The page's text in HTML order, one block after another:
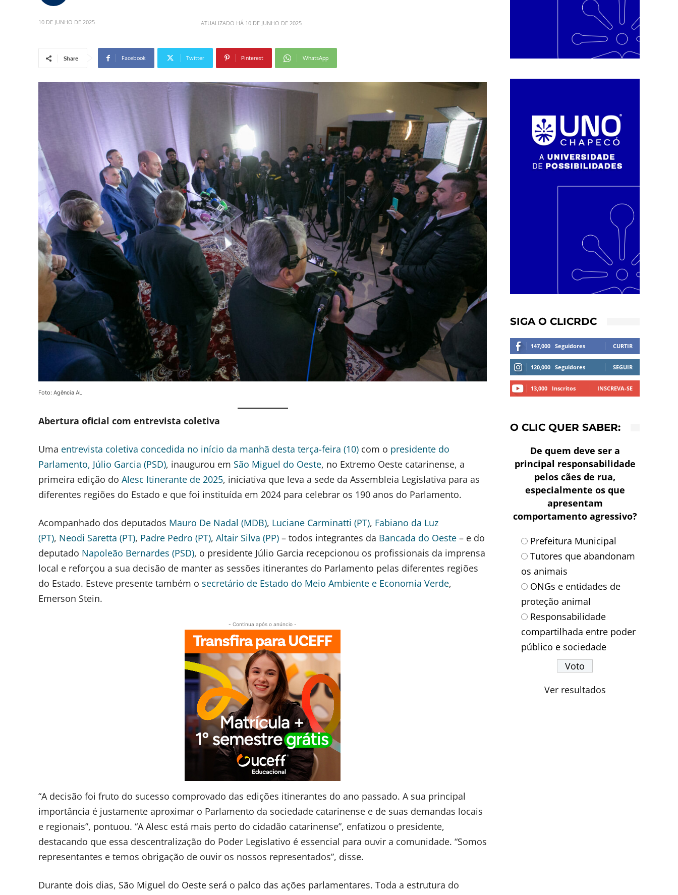
10 DE JUNHO DE 2025 ATUALIZADO HÁ 10 DE JUNHO DE 2025
Share Facebook Twitter Pinterest WhatsApp
Foto: Agência AL
Abertura oficial com entrevista coletiva
Uma entrevista coletiva concedida no início da manhã desta terça-feira (10) com o presidente do
Parlamento, Júlio Garcia (PSD), inaugurou em São Miguel do Oeste, no Extremo Oeste catarinense, a
primeira edição do Alesc Itinerante de 2025, iniciativa que leva a sede da Assembleia Legislativa para as
diferentes regiões do Estado e que foi instituída em 2024 para celebrar os 190 anos do Parlamento.
Acompanhado dos deputados Mauro De Nadal (MDB), Luciane Carminatti (PT), Fabiano da Luz
(PT), Neodi Saretta (PT), Padre Pedro (PT), Altair Silva (PP) – todos integrantes da Bancada do Oeste – e do
deputado Napoleão Bernardes (PSD), o presidente Júlio Garcia recepcionou os profissionais da imprensa
local e reforçou a sua decisão de manter as sessões itinerantes do Parlamento pelas diferentes regiões
do Estado. Esteve presente também o secretário de Estado do Meio Ambiente e Economia Verde,
Emerson Stein.
- Continua após o anúncio -
“A decisão foi fruto do sucesso comprovado das edições itinerantes do ano passado. A sua principal
importância é justamente aproximar o Parlamento da sociedade catarinense e de suas demandas locais
e regionais”, pontuou. “A Alesc está mais perto do cidadão catarinense”, enfatizou o presidente,
destacando que essa descentralização do Poder Legislativo é essencial para ouvir a comunidade. “Somos
representantes e temos obrigação de ouvir os nossos representados”, disse.
Durante dois dias, São Miguel do Oeste será o palco das ações parlamentares. Toda a estrutura do
SIGA O CLICRDC
147,000 Seguidores CURTIR
120,000 Seguidores SEGUIR
13,000 Inscritos INSCREVA-SE
O CLIC QUER SABER:
De quem deve ser a
principal responsabilidade
pelos cães de rua,
especialmente os que
apresentam
comportamento agressivo?
Prefeitura Municipal
Tutores que abandonam
os animais
ONGs e entidades de
proteção animal
Responsabilidade
compartilhada entre poder
público e sociedade
Ver resultados